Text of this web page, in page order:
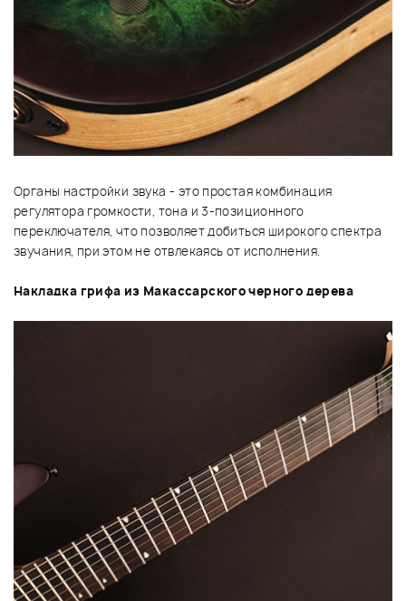
Органы настройки звука - это простая комбинация
регулятора громкости, тона и 3-позиционного
переключателя, что позволяет добиться широкого спектра
звучания, при этом не отвлекаясь от исполнения.
Накладка грифа из Макассарского черного дерева